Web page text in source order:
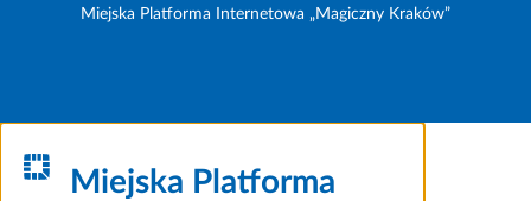
Miejska Platforma Internetowa „Magiczny Kraków”
Miejska Platforma